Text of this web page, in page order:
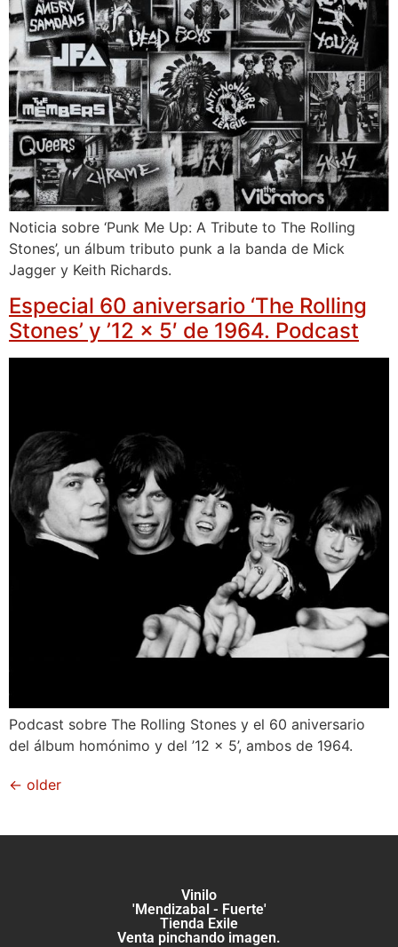
Noticia sobre ‘Punk Me Up: A Tribute to The Rolling
Stones’, un álbum tributo punk a la banda de Mick
Jagger y Keith Richards.
Especial 60 aniversario ‘The Rolling
Stones’ y ’12 x 5′ de 1964. Podcast
Podcast sobre The Rolling Stones y el 60 aniversario
del álbum homónimo y del ’12 x 5’, ambos de 1964.
← older
Vinilo
'Mendizabal - Fuerte'
Tienda Exile
Venta pinchando imagen.